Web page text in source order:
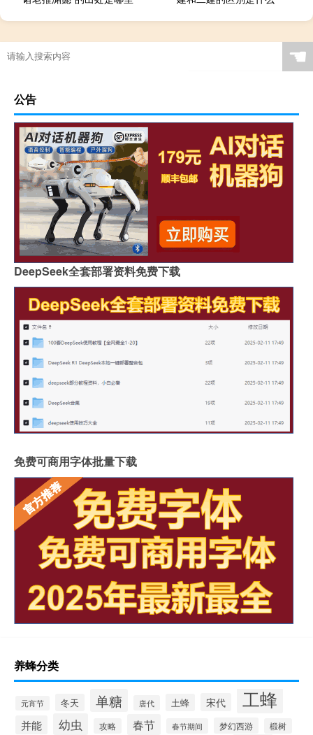
☚
公告
DeepSeek全套部署资料免费下载
免费可商用字体批量下载
养蜂分类
元宵节 冬天 单糖 唐代 土蜂 宋代 工蜂
并能 幼虫 攻略 春节 春节期间 梦幻西游 椴树